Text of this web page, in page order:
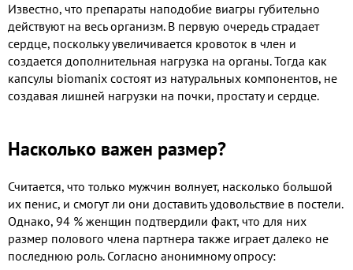
Известно, что препараты наподобие виагры губительно
действуют на весь организм. В первую очередь страдает
сердце, поскольку увеличивается кровоток в член и
создается дополнительная нагрузка на органы. Тогда как
капсулы biomanix состоят из натуральных компонентов, не
создавая лишней нагрузки на почки, простату и сердце.
Насколько важен размер?
Считается, что только мужчин волнует, насколько большой
их пенис, и смогут ли они доставить удовольствие в постели.
Однако, 94 % женщин подтвердили факт, что для них
размер полового члена партнера также играет далеко не
последнюю роль. Согласно анонимному опросу: